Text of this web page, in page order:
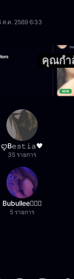
ส.ค. 2569 6:33
คุณกำ
ꨄB𝚎𝚜𝚝𝚒𝚊🖤
35 รายการ
Bubullee🧚🏼‍♀️
5 รายการ